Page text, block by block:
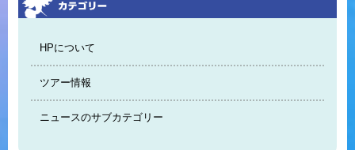
HPについて
ツアー情報
ニュースのサブカテゴリー